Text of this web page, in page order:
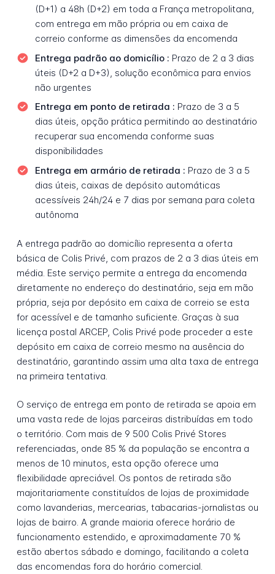
(D+1) a 48h (D+2) em toda a França metropolitana,
com entrega em mão própria ou em caixa de
correio conforme as dimensões da encomenda
Entrega padrão ao domicílio : Prazo de 2 a 3 dias
úteis (D+2 a D+3), solução econômica para envios
não urgentes
Entrega em ponto de retirada : Prazo de 3 a 5
dias úteis, opção prática permitindo ao destinatário
recuperar sua encomenda conforme suas
disponibilidades
Entrega em armário de retirada : Prazo de 3 a 5
dias úteis, caixas de depósito automáticas
acessíveis 24h/24 e 7 dias por semana para coleta
autônoma
A entrega padrão ao domicílio representa a oferta
básica de Colis Privé, com prazos de 2 a 3 dias úteis em
média. Este serviço permite a entrega da encomenda
diretamente no endereço do destinatário, seja em mão
própria, seja por depósito em caixa de correio se esta
for acessível e de tamanho suficiente. Graças à sua
licença postal ARCEP, Colis Privé pode proceder a este
depósito em caixa de correio mesmo na ausência do
destinatário, garantindo assim uma alta taxa de entrega
na primeira tentativa.
O serviço de entrega em ponto de retirada se apoia em
uma vasta rede de lojas parceiras distribuídas em todo
o território. Com mais de 9 500 Colis Privé Stores
referenciadas, onde 85 % da população se encontra a
menos de 10 minutos, esta opção oferece uma
flexibilidade apreciável. Os pontos de retirada são
majoritariamente constituídos de lojas de proximidade
como lavanderias, mercearias, tabacarias-jornalistas ou
lojas de bairro. A grande maioria oferece horário de
funcionamento estendido, e aproximadamente 70 %
estão abertos sábado e domingo, facilitando a coleta
das encomendas fora do horário comercial.